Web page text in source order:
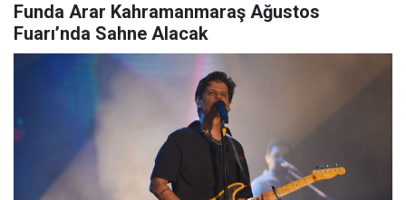
Funda Arar Kahramanmaraş Ağustos
Fuarı’nda Sahne Alacak